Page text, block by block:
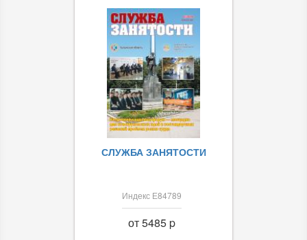
СЛУЖБА ЗАНЯТОСТИ
Индекс Е84789
от 5485 p